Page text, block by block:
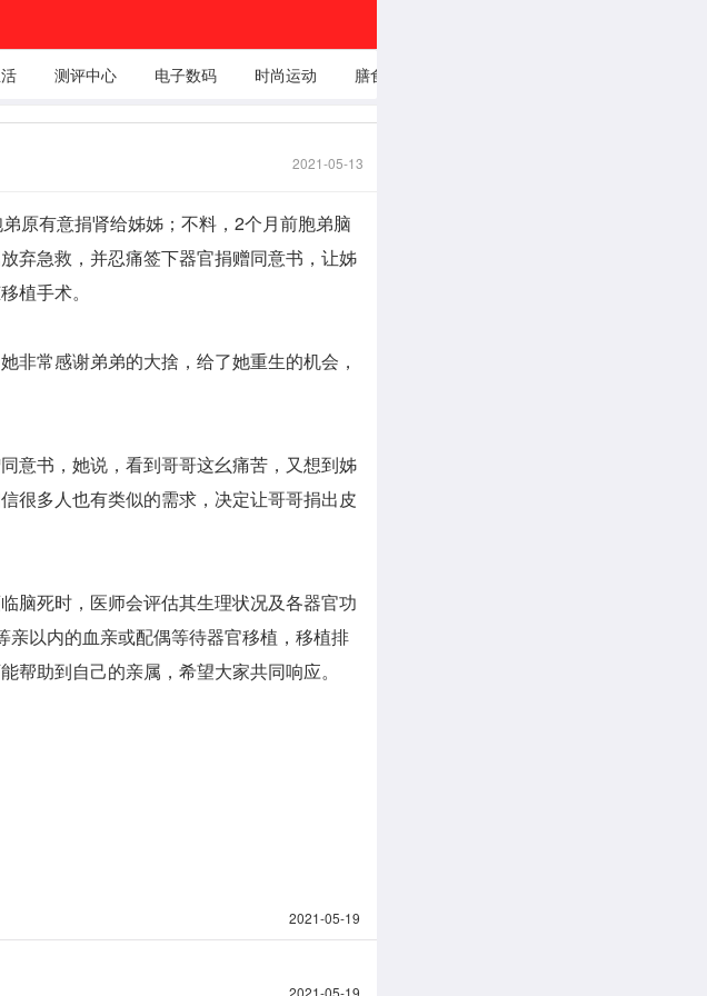
测评中心 电子数码 时尚运动 膳食养生
2021-05-13
原有意捐肾给姊姊；不料，2个月前胞弟脑
弃急救，并忍痛签下器官捐赠同意书，让姊
移植手术。
非常感谢弟弟的大捨，给了她重生的机会，
意书，她说，看到哥哥这幺痛苦，又想到姊
很多人也有类似的需求，决定让哥哥捐出皮
脑死时，医师会评估其生理状况及各器官功
以内的血亲或配偶等待器官移植，移植排
帮助到自己的亲属，希望大家共同响应。
2021-05-19
2021-05-19